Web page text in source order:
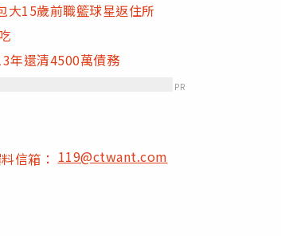
大15歲前職籃球星返住所
年還清4500萬債務
PR
料信箱：119@ctwant.com